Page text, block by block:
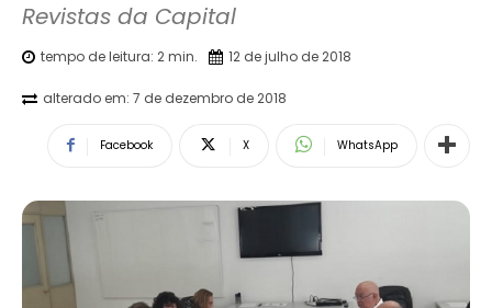
Revistas da Capital
tempo de leitura: 2min. 12 de julho de 2018
alterado em: 7 de dezembro de 2018
Facebook X WhatsApp